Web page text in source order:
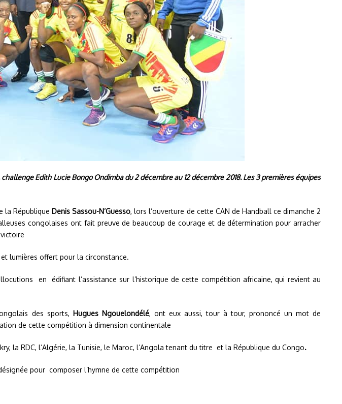
Edith Lucie Bongo Ondimba du 2 décembre au 12 décembre 2018. Les 3 premières équipes
la République Denis Sassou-N’Guesso, lors l’ouverture de cette CAN de Handball ce dimanche 2
congolaises ont fait preuve de beaucoup de courage et de détermination pour arracher
lumières offert pour la circonstance.
en édifiant l’assistance sur l’historique de cette compétition africaine, qui revient au
des sports, Hugues Ngouelondélé, ont eux aussi, tour à tour, prononcé un mot de
de cette compétition à dimension continentale
la RDC, l’Algérie, la Tunisie, le Maroc, l’Angola tenant du titre et la République du Congo.
pour composer l’hymne de cette compétition